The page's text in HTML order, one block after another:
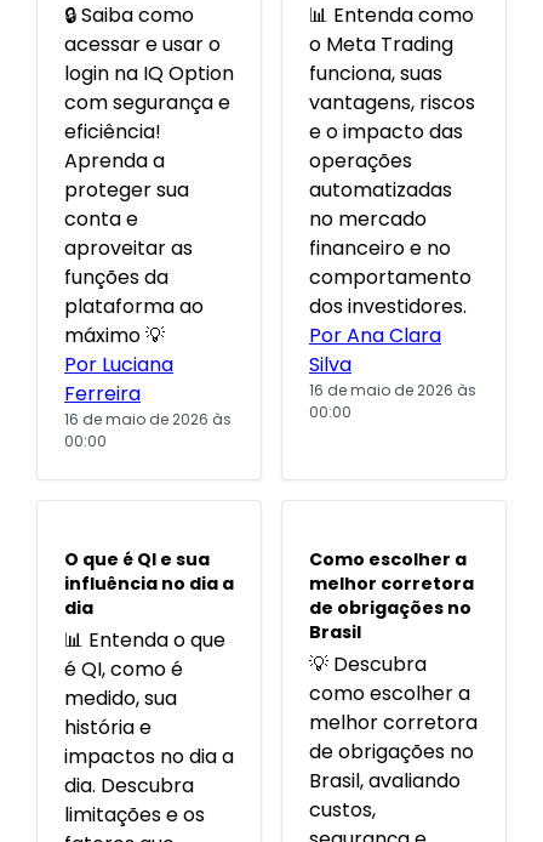
🔒 Saiba como
acessar e usar o
login na IQ Option
com segurança e
eficiência!
Aprenda a
proteger sua
conta e
aproveitar as
funções da
plataforma ao
máximo 💡
Por Luciana
Ferreira
16 de maio de 2026 às
00:00
📊 Entenda como
o Meta Trading
funciona, suas
vantagens, riscos
e o impacto das
operações
automatizadas
no mercado
financeiro e no
comportamento
dos investidores.
Por Ana Clara
Silva
16 de maio de 2026 às
00:00
POPULARES
O que é QI e sua
influência no dia a
dia
📊 Entenda o que
é QI, como é
medido, sua
história e
impactos no dia a
dia. Descubra
limitações e os
POPULARES
Como escolher a
melhor corretora
de obrigações no
Brasil
💡 Descubra
como escolher a
melhor corretora
de obrigações no
Brasil, avaliando
custos,